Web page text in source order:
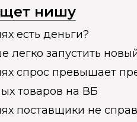
нишу
есть деньги?
легко запустить
спрос превышает
товаров на ВБ
поставщики не